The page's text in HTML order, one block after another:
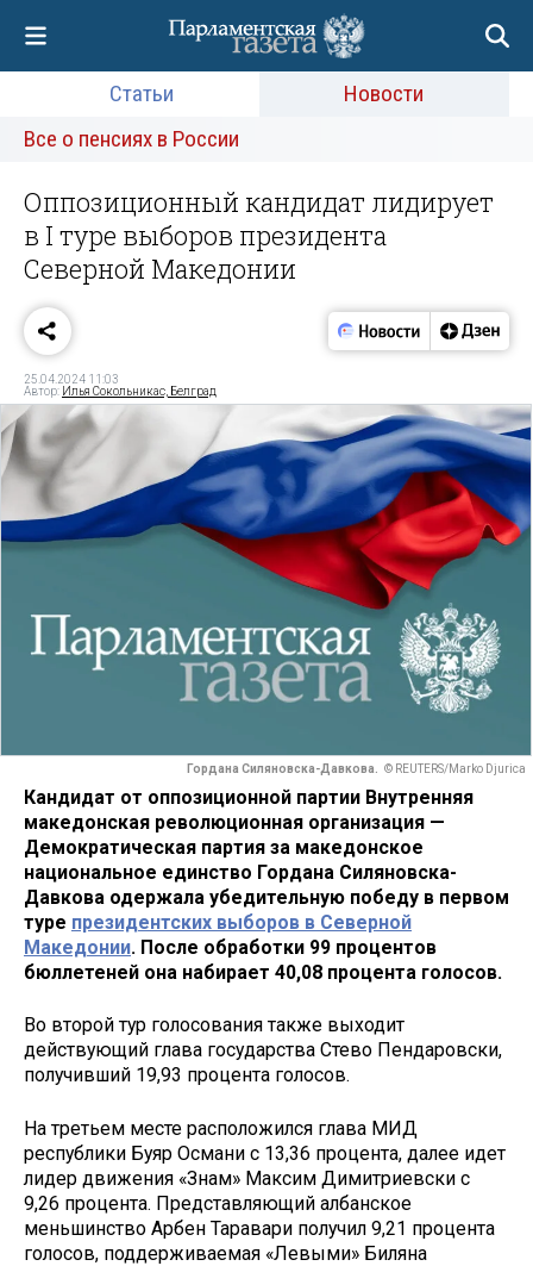
Статьи
Новости
Все о пенсиях в России
Оппозиционный кандидат лидирует
в I туре выборов президента
Северной Македонии
25.04.2024 11:03
Автор: Илья Сокольникас, Белград
Гордана Силяновска-Давкова. © REUTERS/Marko Djurica
Кандидат от оппозиционной партии Внутренняя
македонская революционная организация —
Демократическая партия за македонское
национальное единство Гордана Силяновска-
Давкова одержала убедительную победу в первом
туре президентских выборов в Северной
Македонии. После обработки 99 процентов
бюллетеней она набирает 40,08 процента голосов.
Во второй тур голосования также выходит
действующий глава государства Стево Пендаровски,
получивший 19,93 процента голосов.
На третьем месте расположился глава МИД
республики Буяр Османи с 13,36 процента, далее идет
лидер движения «Знам» Максим Димитриевски с
9,26 процента. Представляющий албанское
меньшинство Арбен Таравари получил 9,21 процента
голосов, поддерживаемая «Левыми» Биляна